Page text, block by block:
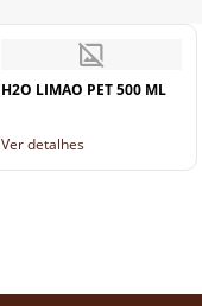
H2O LIMAO PET 500 ML
Ver detalhes